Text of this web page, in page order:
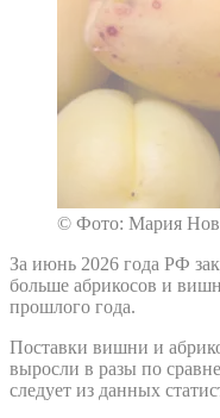
© Фото: Мария
За июнь 2026 года РФ
больше абрикосов и
прошлого года.
Поставки вишни и
выросли в разы по
следует из данных